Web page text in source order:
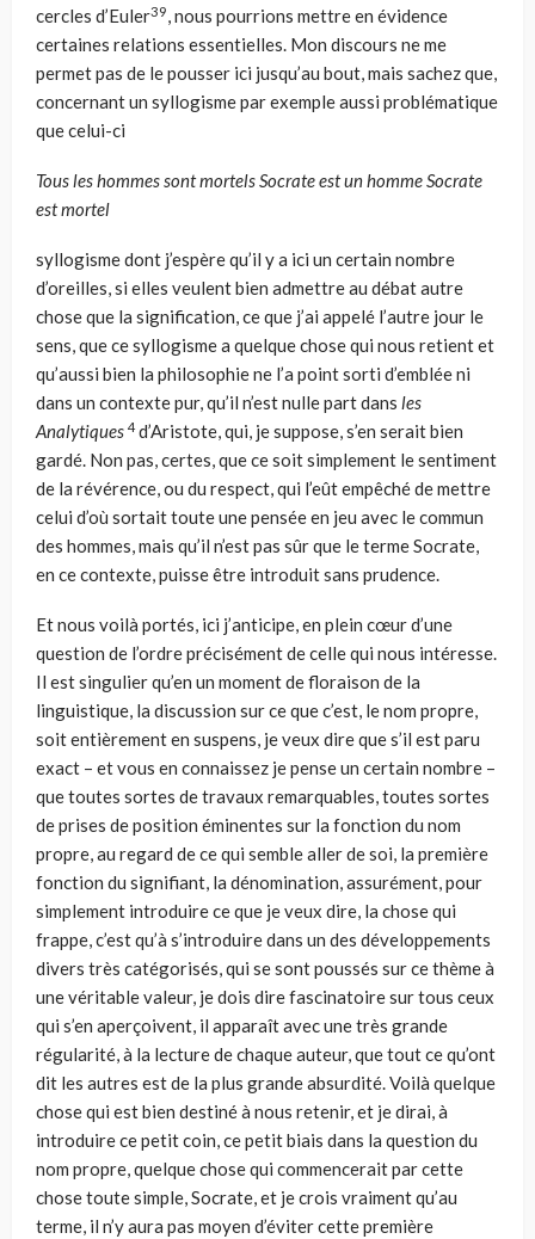
cercles d’Euler39, nous pourrions mettre en évidence
certaines relations essentielles. Mon discours ne me
permet pas de le pousser ici jusqu’au bout, mais sachez que,
concernant un syllogisme par exemple aussi problématique
que celui-ci
Tous les hommes sont mortels Socrate est un homme Socrate
est mortel
syllogisme dont j’espère qu’il y a ici un certain nombre
d’oreilles, si elles veu­lent bien admettre au débat autre
chose que la signification, ce que j’ai appelé l’autre jour le
sens, que ce syllogisme a quelque chose qui nous retient et
qu’aussi bien la philosophie ne l’a point sorti d’emblée ni
dans un contexte pur, qu’il n’est nulle part dans les
Analytiques 4 d’Aristote, qui, je suppose, s’en serait bien
gardé. Non pas, certes, que ce soit simplement le sentiment
de la révéren­ce, ou du respect, qui l’eût empêché de mettre
celui d’où sortait toute une pen­sée en jeu avec le commun
des hommes, mais qu’il n’est pas sûr que le terme Socrate,
en ce contexte, puisse être introduit sans prudence.
Et nous voilà portés, ici j’anticipe, en plein cœur d’une
question de l’ordre pré­cisément de celle qui nous intéresse.
Il est singulier qu’en un moment de florai­son de la
linguistique, la discussion sur ce que c’est, le nom propre,
soit entière­ment en suspens, je veux dire que s’il est paru
exact – et vous en connaissez je pense un certain nombre –
que toutes sortes de travaux remarquables, toutes sortes
de prises de position éminentes sur la fonction du nom
propre, au regard de ce qui semble aller de soi, la première
fonction du signifiant, la dénomination, assurément, pour
simplement introduire ce que je veux dire, la chose qui
frappe, c’est qu’à s’introduire dans un des développements
divers très catégorisés, qui se sont poussés sur ce thème à
une véritable valeur, je dois dire fascinatoire sur tous ceux
qui s’en aperçoivent, il apparaît avec une très grande
régularité, à la lecture de chaque auteur, que tout ce qu’ont
dit les autres est de la plus grande absurdi­té. Voilà quelque
chose qui est bien destiné à nous retenir, et je dirai, à
introdui­re ce petit coin, ce petit biais dans la question du
nom propre, quelque chose qui commencerait par cette
chose toute simple, Socrate, et je crois vraiment qu’au
terme, il n’y aura pas moyen d’éviter cette première